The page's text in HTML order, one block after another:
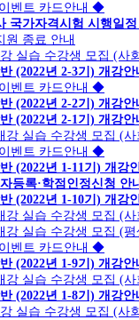
벤트 카드안내 ◆
국가자격시험 시행일
원 종료 안내
실습 수강생 모집 (사
(2022년 2-3기) 개강안
벤트 카드안내 ◆
(2022년 2-2기) 개강안
(2022년 2-1기) 개강안
강 실습 수강생 모집 (
벤트 카드안내 ◆
(2022년 1-11기) 개강
등록·학점인정신청 안
(2022년 1-10기) 개강
강 실습 수강생 모집 (
강 실습 수강생 모집 (
벤트 카드안내 ◆
(2022년 1-9기) 개강안
강 실습 수강생 모집 (
(2022년 1-8기) 개강안
실습 수강생 모집 (사